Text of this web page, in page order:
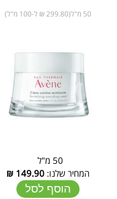
50 מ"ל(299.80 ₪ ל-100 מ"ל)
50 מ"ל
המחיר שלנו: 149.90
₪
הוסף לסל